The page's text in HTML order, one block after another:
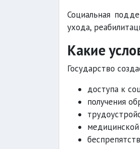
Социальная
ухода,
Какие
Государство
доступа к
получения